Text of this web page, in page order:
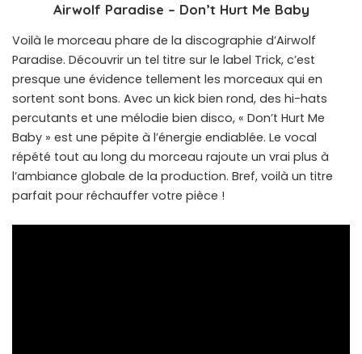
Airwolf Paradise – Don’t Hurt Me Baby
Voilà le morceau phare de la discographie d’Airwolf
Paradise. Découvrir un tel titre sur le label Trick, c’est
presque une évidence tellement les morceaux qui en
sortent sont bons. Avec un kick bien rond, des hi-hats
percutants et une mélodie bien disco, « Don’t Hurt Me
Baby » est une pépite à l’énergie endiablée. Le vocal
répété tout au long du morceau rajoute un vrai plus à
l’ambiance globale de la production. Bref, voilà un titre
parfait pour réchauffer votre pièce !